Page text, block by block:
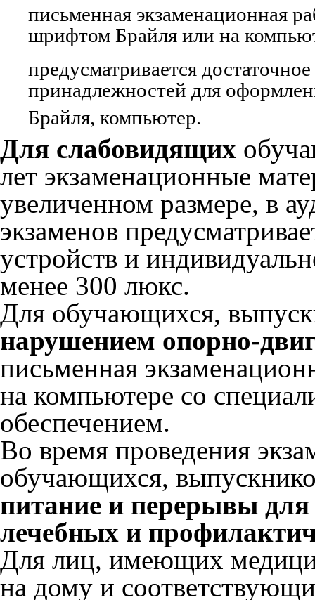
письменная экзаменационная
шрифтом Брайля или на
предусматривается
принадлежностей для
Брайля, компьютер.
Для слабовидящих
лет экзаменационные
увеличенном размере, в
экзаменов
устройств и
менее 300 люкс.
Для обучающихся,
нарушением опорно-
письменная
на компьютере со
обеспечением.
Во время проведения
обучающихся,
питание и перерывы
лечебных и
Для лиц, имеющих
на дому и